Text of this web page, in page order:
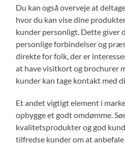
Du kan også overveje at
hvor du kan vise dine
kunder personligt. Dette giver
personlige forbindelser og
direkte for folk, der er
at have visitkort og brochurer
kunder kan tage kontakt med
Et andet vigtigt element i
opbygge et godt omdømme.
kvalitetsprodukter og god
tilfredse kunder om at